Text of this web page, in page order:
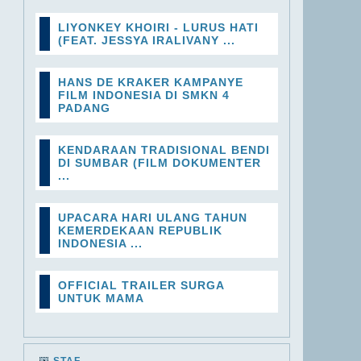
LIYONKEY KHOIRI - LURUS HATI
(FEAT. JESSYA IRALIVANY ...
HANS DE KRAKER KAMPANYE
FILM INDONESIA DI SMKN 4
PADANG
KENDARAAN TRADISIONAL BENDI
DI SUMBAR (FILM DOKUMENTER
...
UPACARA HARI ULANG TAHUN
KEMERDEKAAN REPUBLIK
INDONESIA ...
OFFICIAL TRAILER SURGA
UNTUK MAMA